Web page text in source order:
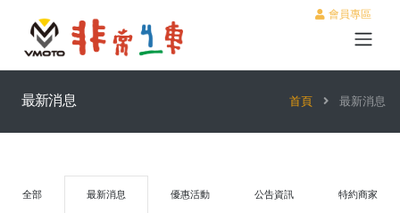
會員專區
最新消息 首頁 最新消息
全部 最新消息 優惠活動 公告資訊 特約商家